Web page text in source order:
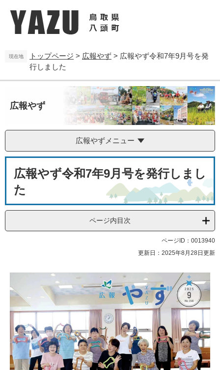
現在地 トップページ > 広報やず > 広報やず令和7年9月号を発
行しました
広報やず
広報やずメニュー
広報やず令和7年9月号を発行しまし
た
ページ内目次
ページID：0013940
更新日：2025年8月28日更新